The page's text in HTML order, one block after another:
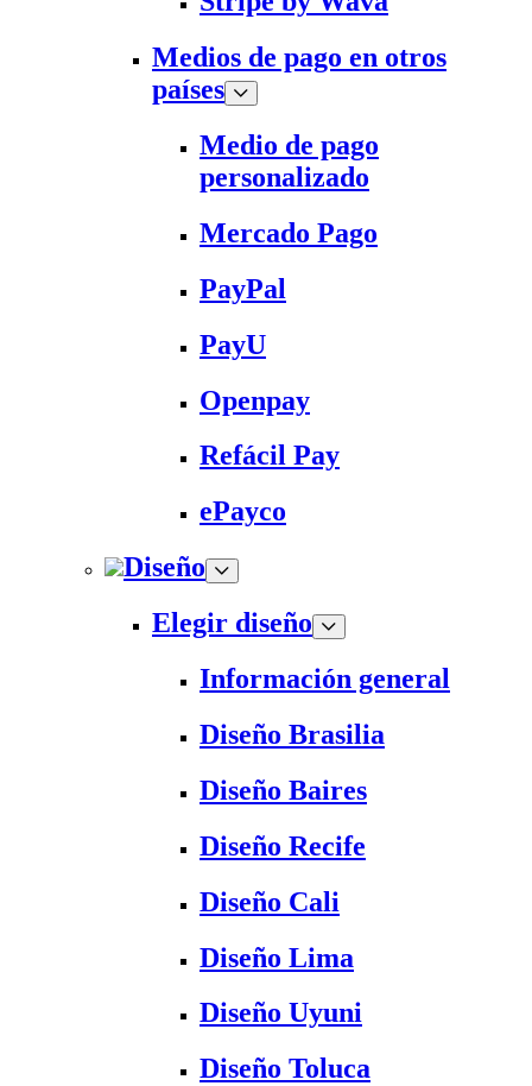
Medios de pago en otros
países
Medio de pago
personalizado
Mercado Pago
PayPal
PayU
Openpay
Refácil Pay
ePayco
Diseño
Elegir diseño
Información general
Diseño Brasilia
Diseño Baires
Diseño Recife
Diseño Cali
Diseño Lima
Diseño Uyuni
Diseño Toluca